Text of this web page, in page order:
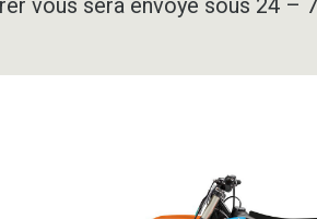
vous sera envoyé sous 24 –